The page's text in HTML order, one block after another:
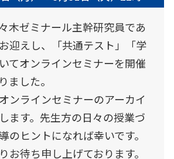
木ゼミナール主幹研究員であ
迎えし、「共通テスト」「学
てオンラインセミナーを開催
ました。
ンラインセミナーのアーカイ
ます。先生方の日々の授業づ
のヒントになれば幸いです。
お待ち申し上げております。